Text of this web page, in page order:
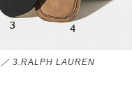
3.RALPH LAUREN